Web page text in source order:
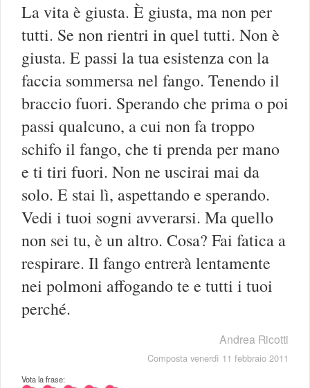
La vita è giusta. È giusta, ma non per
tutti. Se non rientri in quel tutti. Non è
giusta. E passi la tua esistenza con la
faccia sommersa nel fango. Tenendo il
braccio fuori. Sperando che prima o poi
passi qualcuno, a cui non fa troppo
schifo il fango, che ti prenda per mano
e ti tiri fuori. Non ne uscirai mai da
solo. E stai lì, aspettando e sperando.
Vedi i tuoi sogni avverarsi. Ma quello
non sei tu, è un altro. Cosa? Fai fatica a
respirare. Il fango entrerà lentamente
nei polmoni affogando te e tutti i tuoi
perché.
Andrea Ricotti
Composta venerdì 11 febbraio 2011
Vota la frase: